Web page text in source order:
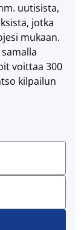
uutisista,
jotka
mukaan.
voittaa 300
kilpailun